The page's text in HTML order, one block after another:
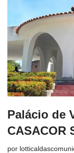
Palácio de
CASACOR
por